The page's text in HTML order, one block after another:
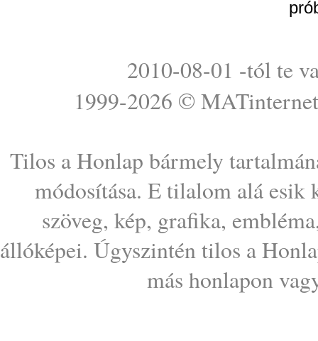
2010-08-01 -tól te
1999-2026 © MATinternet
Tilos a Honlap bármely
módosítása. E tilalom alá esik
szöveg, kép, grafika,
állóképei. Úgyszintén tilos a
más honlapon